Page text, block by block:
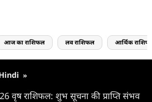
आज का राशिफल लव राशिफल आर्थिक
»
वृष राशिफल: शुभ सूचना की प्राप्ति संभव